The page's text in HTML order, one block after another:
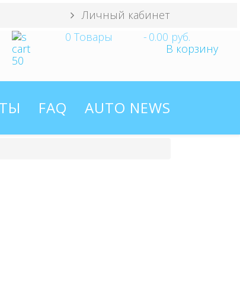
Личный кабинет
0 Товары - 0.00 руб.
В корзину
FAQ AUTO NEWS